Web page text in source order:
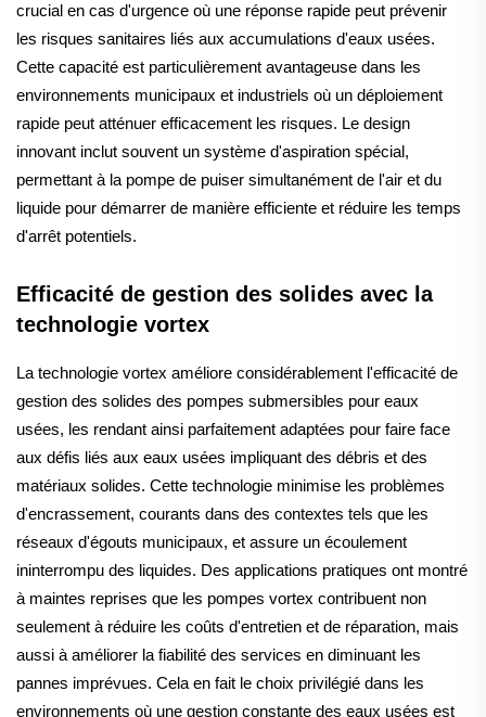
crucial en cas d'urgence où une réponse rapide peut prévenir
les risques sanitaires liés aux accumulations d'eaux usées.
Cette capacité est particulièrement avantageuse dans les
environnements municipaux et industriels où un déploiement
rapide peut atténuer efficacement les risques. Le design
innovant inclut souvent un système d'aspiration spécial,
permettant à la pompe de puiser simultanément de l'air et du
liquide pour démarrer de manière efficiente et réduire les temps
d'arrêt potentiels.
Efficacité de gestion des solides avec la
technologie vortex
La technologie vortex améliore considérablement l'efficacité de
gestion des solides des pompes submersibles pour eaux
usées, les rendant ainsi parfaitement adaptées pour faire face
aux défis liés aux eaux usées impliquant des débris et des
matériaux solides. Cette technologie minimise les problèmes
d'encrassement, courants dans des contextes tels que les
réseaux d'égouts municipaux, et assure un écoulement
ininterrompu des liquides. Des applications pratiques ont montré
à maintes reprises que les pompes vortex contribuent non
seulement à réduire les coûts d'entretien et de réparation, mais
aussi à améliorer la fiabilité des services en diminuant les
pannes imprévues. Cela en fait le choix privilégié dans les
environnements où une gestion constante des eaux usées est